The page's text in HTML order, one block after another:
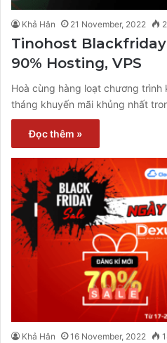
Khả Hân 21 November, 2022
Tinohost
90% Hosting, VPS
Hoà cùng hàng loạt chương trình
tháng khuyến mãi khủng nhất
Đọc thêm »
Khả Hân 16 November, 2022